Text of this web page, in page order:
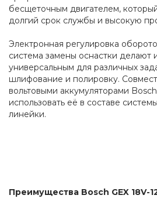
бесщеточным двигателем,
долгий срок службы и высокую
Электронная регулировка
система замены оснастки делают
универсальным для различных
шлифование и полировку.
вольтовыми аккумуляторами
использовать её в составе
линейки.
Преимущества Bosch GEX 18V-